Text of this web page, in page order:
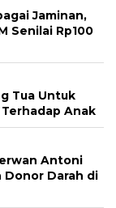
Jaminan,
Senilai Rp100
Tua Untuk
Anak
Antoni
Donor Darah di